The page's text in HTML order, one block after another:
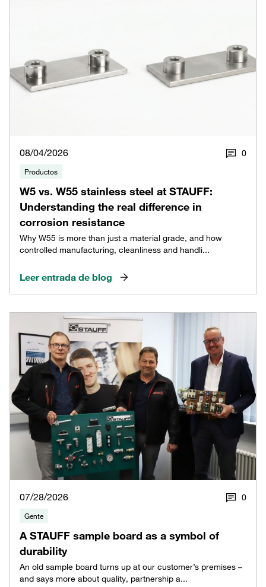
08/04/2026 0
Productos
W5 vs. W55 stainless steel at STAUFF:
Understanding the real difference in
corrosion resistance
Why W55 is more than just a material grade, and how
controlled manufacturing, cleanliness and handli...
Leer entrada de blog
07/28/2026 0
Gente
A STAUFF sample board as a symbol of
durability
An old sample board turns up at our customer’s premises –
and says more about quality, partnership a...